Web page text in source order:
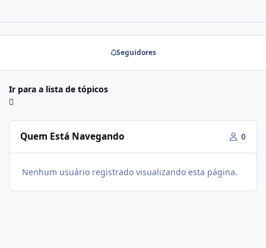
Seguidores
Ir para a lista de tópicos
Quem Está Navegando 0
Nenhum usuário registrado visualizando esta página.